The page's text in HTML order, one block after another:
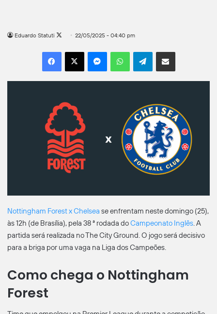
Eduardo Statuti
Follow22/05/2025 - 04:40 pm
Facebook
X MessengerWhatsAppTelegramCompartilhar por e-mail
Nottingham Forest x Chelsea se enfrentam neste domingo (25),
às 12h (de Brasília), pela 38 ª rodada doCampeonato Inglês. A
partida será realizada no The City Ground. O jogo será decisivo
para a briga por uma vaga na Liga dos Campeões.
Como chega o Nottingham
Forest